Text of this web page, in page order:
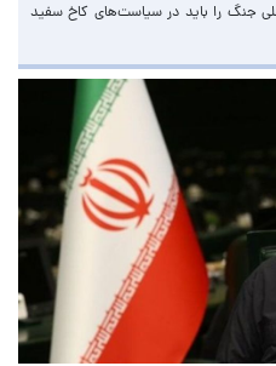
جنگ را باید در سیاست‌های کاخ سفید